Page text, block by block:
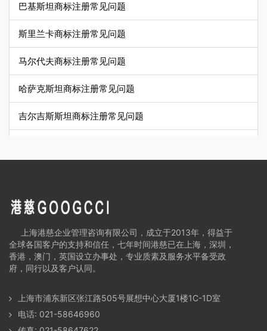
巴基斯坦商标注册常见问题
斯里兰卡商标注册常见问题
马尔代夫商标注册常见问题
哈萨克斯坦商标注册常见问题
吉尔吉斯斯坦商标注册常见问题
土库曼斯坦商标注册常见问题
阿富汗商标注册常见问题
伊拉克商标注册常见问题
叙利亚商标注册常见问题
上海港慈企业管理咨询有限公司，成立于2013年，得益于
全球各国客户的支持和信任，七年时间港慈已在上海，深圳，
香港，澳门，英国设立办事处，专业质素及服务水平备受政
府，同行以及客户认同。
上海市浦东新区张江路505号展想中心大厦1楼1C-1D室
电话: 021-58646960